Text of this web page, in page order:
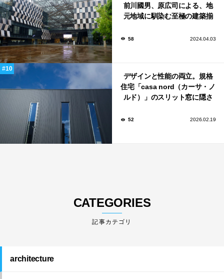
前川國男、原広司による、地
元地域に馴染む至極の建築揃
58 2024.04.03
デザインと性能の両立。規格
住宅「casa nord（カーサ・ノ
ルド）」のスリット窓に隠さ
52 2026.02.19
CATEGORIES
architecture